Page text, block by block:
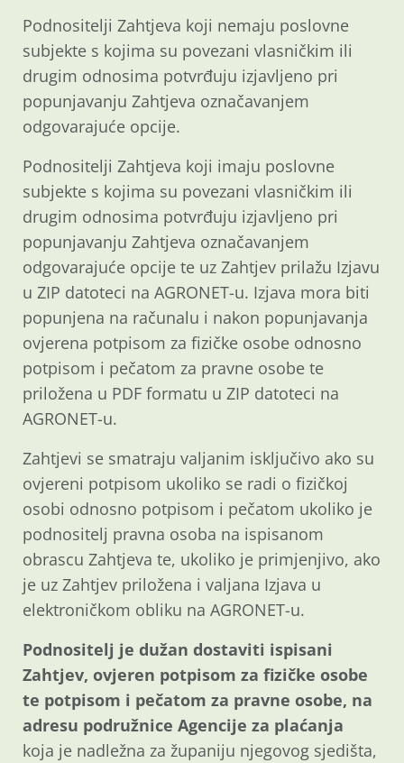
Podnositelji Zahtjeva koji nemaju poslovne
subjekte s kojima su povezani vlasničkim ili
drugim odnosima potvrđuju izjavljeno pri
popunjavanju Zahtjeva označavanjem
odgovarajuće opcije.
Podnositelji Zahtjeva koji imaju poslovne
subjekte s kojima su povezani vlasničkim ili
drugim odnosima potvrđuju izjavljeno pri
popunjavanju Zahtjeva označavanjem
odgovarajuće opcije te uz Zahtjev prilažu Izjavu
u ZIP datoteci na AGRONET-u. Izjava mora biti
popunjena na računalu i nakon popunjavanja
ovjerena potpisom za fizičke osobe odnosno
potpisom i pečatom za pravne osobe te
priložena u PDF formatu u ZIP datoteci na
AGRONET-u.
Zahtjevi se smatraju valjanim isključivo ako su
ovjereni potpisom ukoliko se radi o fizičkoj
osobi odnosno potpisom i pečatom ukoliko je
podnositelj pravna osoba na ispisanom
obrascu Zahtjeva te, ukoliko je primjenjivo, ako
je uz Zahtjev priložena i valjana Izjava u
elektroničkom obliku na AGRONET-u.
Podnositelj je dužan dostaviti ispisani
Zahtjev, ovjeren potpisom za fizičke osobe
te potpisom i pečatom za pravne osobe, na
adresu podružnice Agencije za plaćanja
koja je nadležna za županiju njegovog sjedišta,